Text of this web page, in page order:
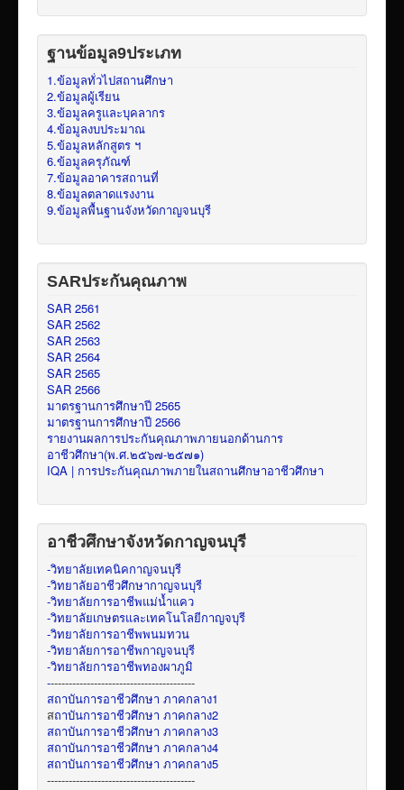
ฐานข้อมูล9ประเภท
1.ข้อมูลทั่วไปสถานศึกษา
2.ข้อมูลผู้เรียน
3.ข้อมูลครูและบุคลากร
4.ข้อมูลงบประมาณ
5.ข้อมูลหลักสูตร ฯ
6.ข้อมูลครุภัณฑ์
7.ข้อมูลอาคารสถานที่
8.ข้อมูลตลาดแรงงาน
9.ข้อมูลพื้นฐานจังหวัดกาญจนบุรี
SARประกันคุณภาพ
SAR 2561
SAR 2562
SAR 2563
SAR 2564
SAR 2565
SAR 2566
มาตรฐานการศึกษาปี 2565
มาตรฐานการศึกษาปี 2566
รายงานผลการประกันคุณภาพภายนอกด้านการ
อาชีวศึกษา(พ.ศ.๒๕๖๗-๒๕๗๑)
IQA | การประกันคุณภาพภายในสถานศึกษาอาชีวศึกษา
อาชีวศึกษาจังหวัดกาญจนบุรี
-วิทยาลัยเทคนิคกาญจนบุรี
-วิทยาลัยอาชีวศึกษากาญจนบุรี
-วิทยาลัยการอาชีพแม่น้ำแคว
-วิทยาลัยเกษตรและเทคโนโลยีกาญจบุรี
-วิทยาลัยการอาชีพพนมทวน
-วิทยาลัยการอาชีพกาญจนบุรี
-วิทยาลัยการอาชีพทองผาภูมิ
-----------------------------------------
สถาบันการอาชีวศึกษา ภาคกลาง1
สถาบันการอาชีวศึกษา ภาคกลาง2
สถาบันการอาชีวศึกษา ภาคกลาง3
สถาบันการอาชีวศึกษา ภาคกลาง4
สถาบันการอาชีวศึกษา ภาคกลาง5
-----------------------------------------